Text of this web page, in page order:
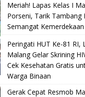
Meriah! Lapas Kelas I
Porseni, Tarik Tambang
Semangat Kemerdekaan
Peringati HUT Ke-81 RI,
Malang Gelar Skrining
Cek Kesehatan Gratis
Warga Binaan
Gerak Cepat Resmob